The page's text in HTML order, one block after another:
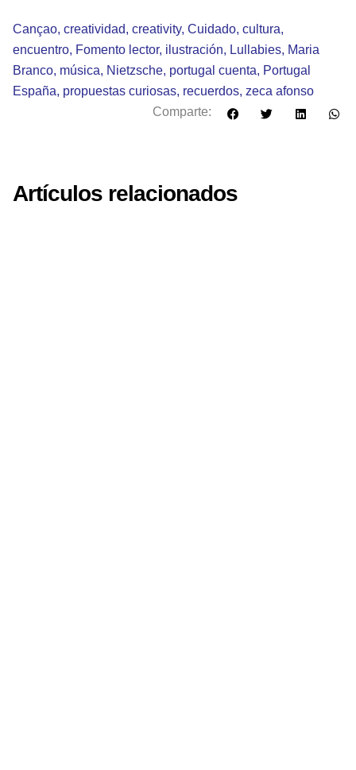
Cançao, creatividad, creativity, Cuidado, cultura,
encuentro, Fomento lector, ilustración, Lullabies, Maria
Branco, música, Nietzsche, portugal cuenta, Portugal
España, propuestas curiosas, recuerdos, zeca afonso
Comparte:
Artículos relacionados